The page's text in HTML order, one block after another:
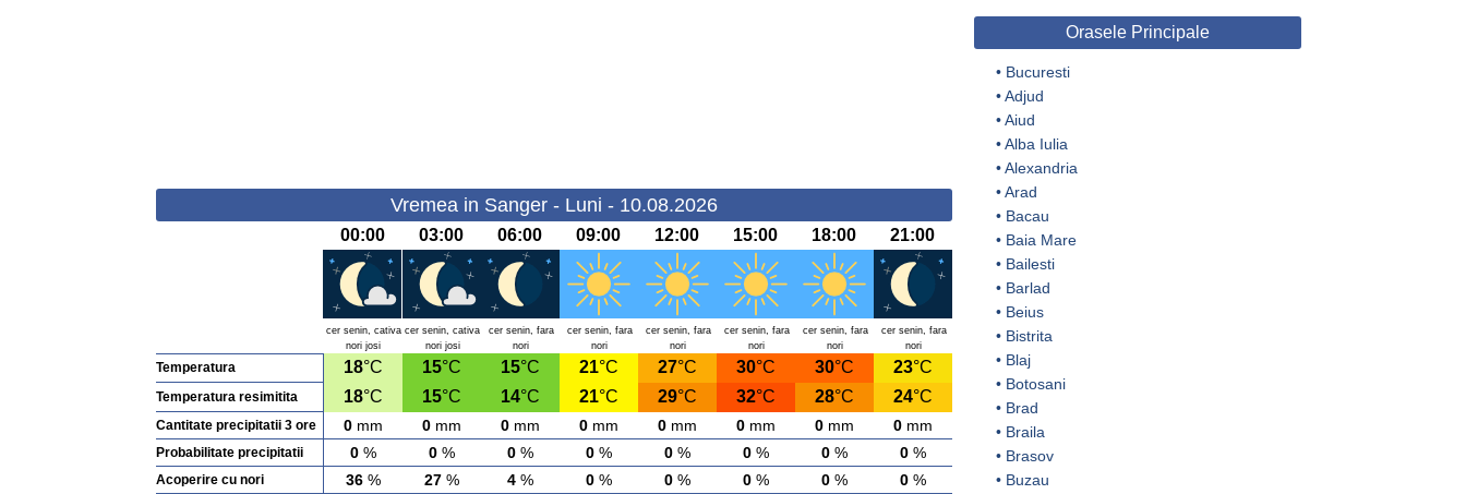
Vremea in Sanger - Luni - 10.08.2026
00:00 03:00 06:00 09:00 12:00 15:00 18:00 21:00
cer senin, cativa
nori josi
cer senin, cativa
nori josi
cer senin, fara
nori
cer senin, fara
nori
cer senin, fara
nori
cer senin, fara
nori
cer senin, fara
nori
cer senin, fara
nori
Temperatura 18°C 15°C 15°C 21°C 27°C 30°C 30°C 23°C
Temperatura resimitita 18°C 15°C 14°C 21°C 29°C 32°C 28°C 24°C
Cantitate precipitatii 3 ore 0mm 0mm 0mm 0mm 0mm 0mm 0mm 0mm
Probabilitate precipitatii 0% 0% 0% 0% 0% 0% 0% 0%
Acoperire cu nori 36% 27% 4% 0% 0% 0% 0% 0%
Orasele Principale
• Bucuresti
•Adjud
•Aiud
•Alba Iulia
•Alexandria
•Arad
• Bacau
• Baia Mare
• Bailesti
• Barlad
• Beius
• Bistrita
• Blaj
• Botosani
• Brad
• Braila
• Brasov
• Buzau